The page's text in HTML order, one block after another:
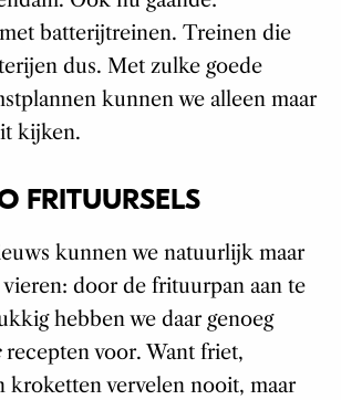
batterijtreinen. Treinen die
dus. Met zulke goede
kunnen we alleen maar
kijken.
FRITUURSELS
kunnen we natuurlijk maar
door de frituurpan aan te
hebben we daar genoeg
recepten voor. Want friet,
kroketten vervelen nooit, maar